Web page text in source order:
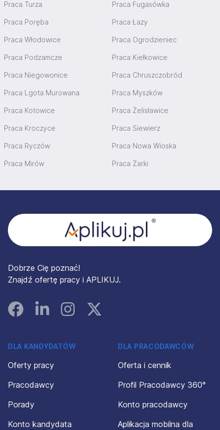
Praca Turza Praca Fugasówka
Praca Poręba Praca Łazy
Praca Włodowice Praca Ogrodzieniec
Praca Podzamcze Praca Kiełkowice
Praca Niegowonice Praca Chruszczobród
Praca Lgota Murowana Praca Myszków
Praca Kotowice Praca Żelisławice
Praca Kroczyce Praca Siewierz
Praca Ryczów Praca Nowa Wioska
Praca Mirów Praca Żarki
Dobrze Cię poznać!
Znajdź ofertę pracy i APLIKUJ.
FacebookLinked InInstagramInstagram
DLA KANDYDATÓW
Oferty pracy
Pracodawcy
Porady
Konto kandydata
DLA PRACODAWCÓW
Oferta i cennik
Profil Pracodawcy 360°
Konto pracodawcy
Aplikacja mobilna dla